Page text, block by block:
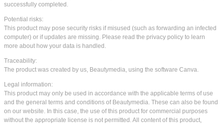
successfully completed.
Potential risks:
This product may pose security risks if misused (such as forwarding an infected
computer) or if updates are missing. Please read the privacy policy to learn
more about how your data is handled.
Traceability:
The product was created by us, Beautymedia, using the software Canva.
Legal information:
This product may only be used in accordance with the applicable terms of use
and the general terms and conditions of Beautymedia. These can also be found
on our website. In this case, the use of this product for commercial purposes
without the appropriate license is not permitted. All content of this product,